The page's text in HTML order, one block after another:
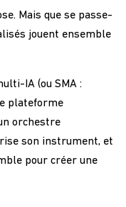
Mais que se passe-
jouent ensemble
IA (ou SMA :
plateforme
orchestre
son instrument, et
pour créer une